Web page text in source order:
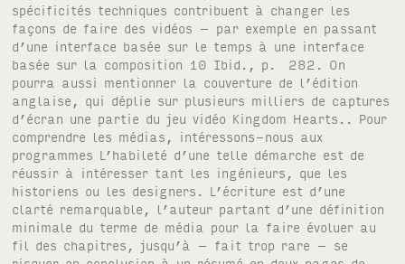
spécificités techniques contribuent à changer les
façons de faire des vidéos – par exemple en passant
d’une interface basée sur le temps à une interface
basée sur la composition 10 Ibid., p. 282. On
pourra aussi mentionner la couverture de l’édition
anglaise, qui déplie sur plusieurs milliers de captures
d’écran une partie du jeu vidéo Kingdom Hearts.. Pour
comprendre les médias, intéressons-nous aux
programmes L’habileté d’une telle démarche est de
réussir à intéresser tant les ingénieurs, que les
historiens ou les designers. L’écriture est d’une
clarté remarquable, l’auteur partant d’une définition
minimale du terme de média pour la faire évoluer au
fil des chapitres, jusqu’à – fait trop rare – se